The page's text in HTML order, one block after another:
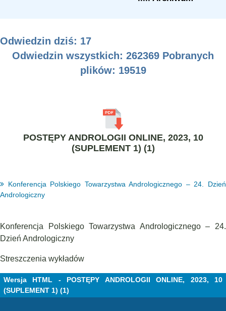
Odwiedzin dziś: 17
Odwiedzin wszystkich: 262369 Pobranych
plików: 19519
POSTĘPY ANDROLOGII ONLINE, 2023, 10
(SUPLEMENT 1) (1)
Konferencja Polskiego Towarzystwa Andrologicznego – 24. Dzień
Andrologiczny
Konferencja Polskiego Towarzystwa Andrologicznego – 24.
Dzień Andrologiczny
Streszczenia wykładów
Wersja HTML - POSTĘPY ANDROLOGII ONLINE, 2023, 10
(SUPLEMENT 1) (1)